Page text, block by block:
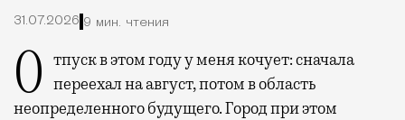
31.07.2026 9 мин. чтения
Отпуск в этом году у меня кочует: сначала переехал на август, потом в область
неопределенного будущего. Город при этом